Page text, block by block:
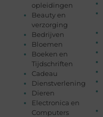
opleidingen
Beauty en
verzorging
Bedrijven
Bloemen
Boeken en
Tijdschriften
Cadeau
Dienstverlening
Dieren
Electronica en
Computers